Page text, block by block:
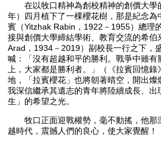
在以牧口精神為創校精神的創價大學
年）四月植下了一棵櫻花樹，那是紀念為
賓（Yitzhak Rabin，1922－1955）總理
接與創價大學締結學術、教育交流的希
Arad，1934－2019）副校長一行之下，
喊：「沒有超越和平的勝利。戰爭中雖
上，大家都是勝利者。」（《拉賓回憶
地，「拉賓櫻花」也將朝著晴空，開出燦
我深信繼承其遺志的青年將陸續成長、
生」的希望之光。
牧口正面迎戰權勢，毫不動搖，他那
越時代，震撼人們的良心，使大家覺醒！